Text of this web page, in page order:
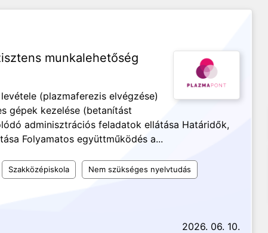
munkalehetőség
levétele (plazmaferezis elvégzése)
gépek kezelése (betanítást
adminisztrációs feladatok ellátása Határidők,
Folyamatos együttműködés a...
Szakközépiskola Nem szükséges nyelvtudás
2026. 06. 10.